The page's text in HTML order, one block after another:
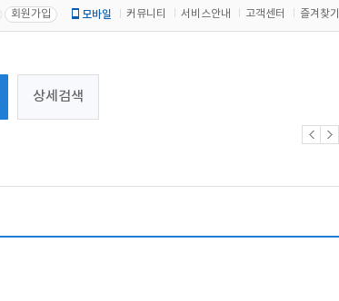
회원가입 모바일 커뮤니티 서비스안내 고객센터 즐겨찾기
상세검색